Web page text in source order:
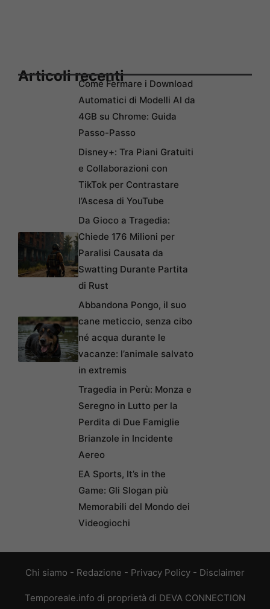
Articoli recentiCome Fermare i Download
Automatici di Modelli AI da
4GB su Chrome: Guida
Passo-Passo
Disney+: Tra Piani Gratuiti
e Collaborazioni con
TikTok per Contrastare
l’Ascesa di YouTube
Da Gioco a Tragedia:
Chiede 176 Milioni per
Paralisi Causata da
Swatting Durante Partita
di Rust
Abbandona Pongo, il suo
cane meticcio, senza cibo
né acqua durante le
vacanze: l’animale salvato
in extremis
Tragedia in Perù: Monza e
Seregno in Lutto per la
Perdita di Due Famiglie
Brianzole in Incidente
Aereo
EA Sports, It’s in the
Game: Gli Slogan più
Memorabili del Mondo dei
Videogiochi
Chi siamo - Redazione - Privacy Policy - Disclaimer
Temporeale.info di proprietà di DEVA CONNECTION